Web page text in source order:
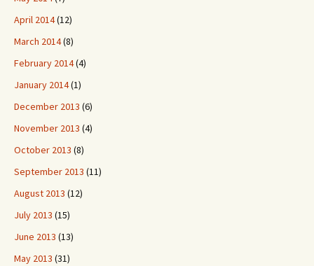
April 2014(12)
March 2014(8)
February 2014(4)
January 2014(1)
December 2013 (6)
November 2013 (4)
October 2013 (8)
September 2013 (11)
August 2013 (12)
July 2013 (15)
June 2013 (13)
May 2013 (31)